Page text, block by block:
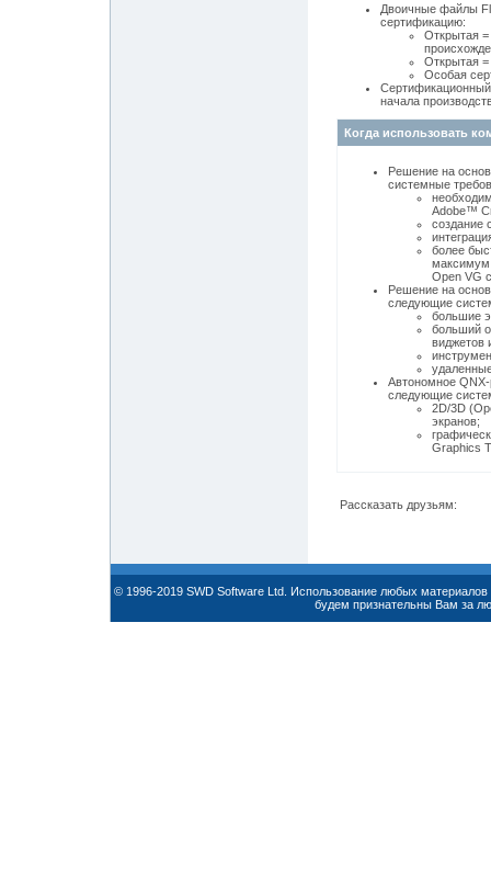
Двоичные файлы
сертификацию:
Открытая =
Открытая =
Особая
начала
Когда использовать
Решение на
системные
Adobe™
создание
более
максимум
Open VG
Решение на
следующие
большие
больший
виджетов
Автономное QNX-
следующие
2D/3D
экранов;
Graphics
Рассказать друзьям:
© 1996-2019 SWD Software Ltd. Использование любых
будем признательны Вам за